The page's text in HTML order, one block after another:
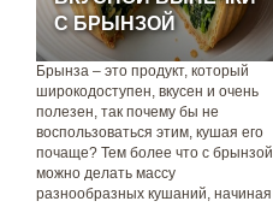
С БРЫНЗОЙ
Брынза – это продукт, который
широкодоступен, вкусен и очень
полезен, так почему бы не
воспользоваться этим, кушая его
почаще? Тем более что с брынзой
можно делать массу
разнообразных кушаний, начиная